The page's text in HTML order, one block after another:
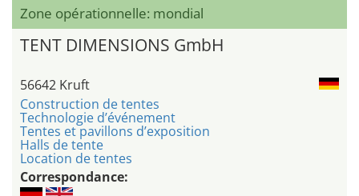
Zone opérationnelle: mondial
TENT DIMENSIONS GmbH
56642 Kruft
Construction de tentes
Technologie d’événement
Tentes et pavillons d’exposition
Halls de tente
Location de tentes
Correspondance: